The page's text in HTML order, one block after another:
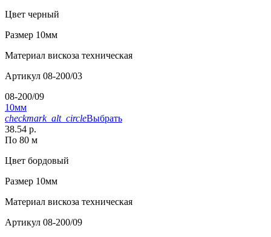
Цвет черный
Размер 10мм
Материал вискоза техническая
Артикул 08-200/03
08-200/09
10мм
checkmark_alt_circleВыбрать
38.54 р.
По 80 м
Цвет бордовый
Размер 10мм
Материал вискоза техническая
Артикул 08-200/09